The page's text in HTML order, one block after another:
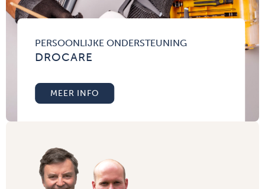
PERSOONLIJKE ONDERSTEUNING
DROCARE
MEER INFO